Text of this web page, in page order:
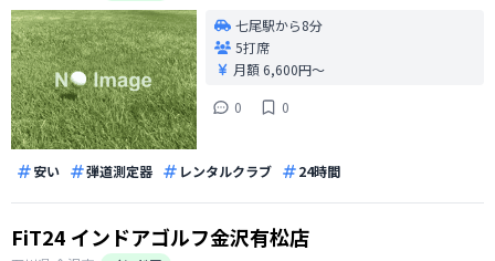
七尾駅から8分
5打席
月額 6,600円〜
0
0
安い 弾道測定器 レンタルクラブ 24時間
FiT24 インドアゴルフ金沢有松店